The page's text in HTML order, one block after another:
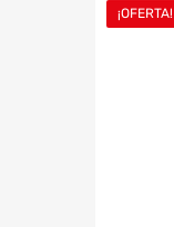
¡OFERTA!